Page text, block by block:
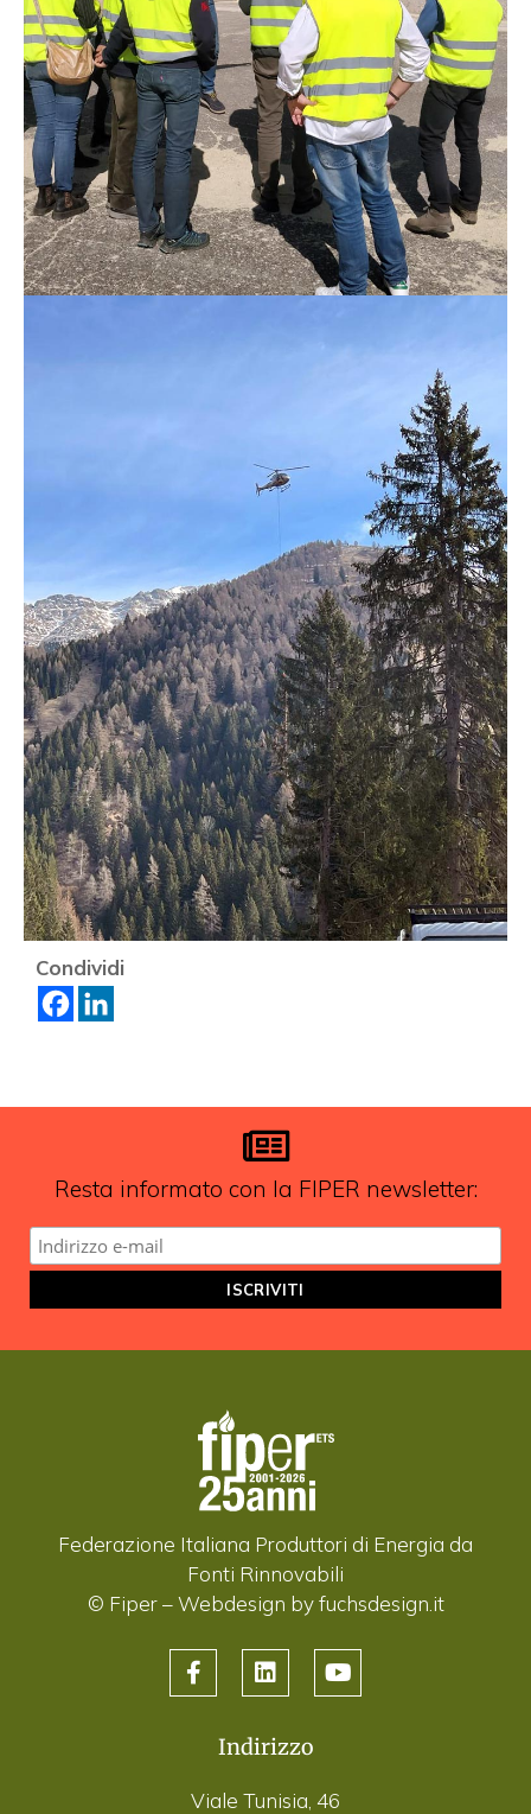
Condividi
Resta informato con la FIPER newsletter:
Federazione Italiana Produttori di Energia da
Fonti Rinnovabili
© Fiper –Webdesign by fuchsdesign.it
Indirizzo
Viale Tunisia, 46